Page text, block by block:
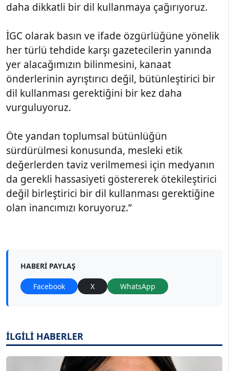
daha dikkatli bir dil kullanmaya çağırıyoruz.
İGC olarak basın ve ifade özgürlüğüne yönelik
her türlü tehdide karşı gazetecilerin yanında
yer alacağımızın bilinmesini, kanaat
önderlerinin ayrıştırıcı değil, bütünleştirici bir
dil kullanması gerektiğini bir kez daha
vurguluyoruz.
Öte yandan toplumsal bütünlüğün
sürdürülmesi konusunda, mesleki etik
değerlerden taviz verilmemesi için medyanın
da gerekli hassasiyeti göstererek ötekileştirici
değil birleştirici bir dil kullanması gerektiğine
olan inancımızı koruyoruz.”
HABERI PAYLAŞ
Facebook X WhatsApp
İLGİLİ HABERLER